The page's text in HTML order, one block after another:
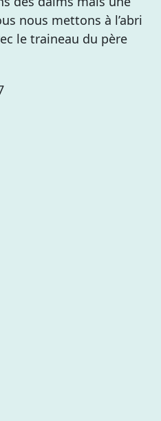
nous mettons à l’abri
le traineau du père